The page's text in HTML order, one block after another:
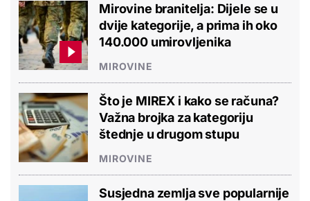
Mirovine branitelja: Dijele se u
dvije kategorije, a prima ih oko
140.000 umirovljenika
MIROVINE
Što je MIREX i kako se računa?
Važna brojka za kategoriju
štednje u drugom stupu
MIROVINE
Susjedna zemlja sve popularnije